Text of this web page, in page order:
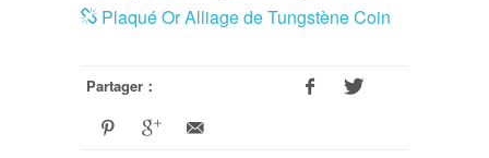
Plaqué Or Alliage de Tungstène Coin
Partager：